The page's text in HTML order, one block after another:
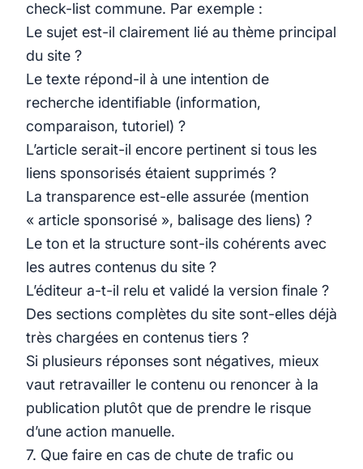
check-list commune. Par exemple :
Le sujet est-il clairement lié au thème principal
du site ?
Le texte répond-il à une intention de
recherche identifiable (information,
comparaison, tutoriel) ?
L’article serait-il encore pertinent si tous les
liens sponsorisés étaient supprimés ?
La transparence est-elle assurée (mention
« article sponsorisé », balisage des liens) ?
Le ton et la structure sont-ils cohérents avec
les autres contenus du site ?
L’éditeur a-t-il relu et validé la version finale ?
Des sections complètes du site sont-elles déjà
très chargées en contenus tiers ?
Si plusieurs réponses sont négatives, mieux
vaut retravailler le contenu ou renoncer à la
publication plutôt que de prendre le risque
d’une action manuelle.
7. Que faire en cas de chute de trafic ou